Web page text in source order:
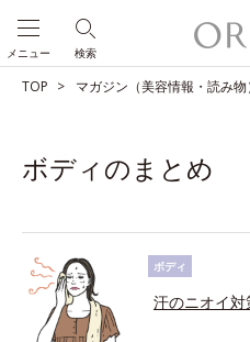
検索
メニュー
TOP マガジン（美容情報・読み物
ボディのまとめ
ボディ
汗のニオイ対